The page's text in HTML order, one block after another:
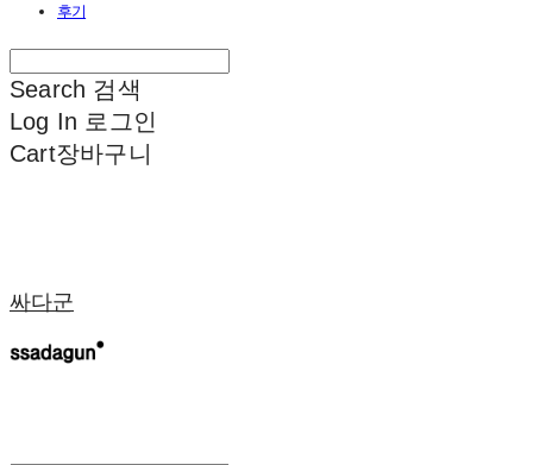
후기
Search 검색
Log In 로그인
Cart장바구니
싸다군